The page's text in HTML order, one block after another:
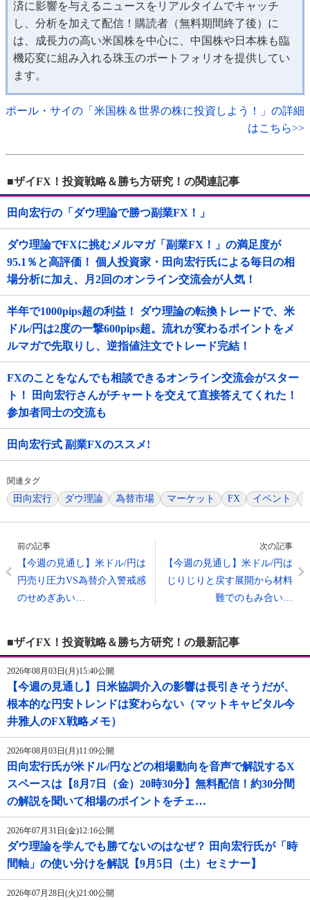
済に影響を与えるニュースをリアルタイムでキャッチ
し、分析を加えて配信！購読者（無料期間終了後）に
は、成長力の高い米国株を中心に、中国株や日本株も臨
機応変に組み入れる珠玉のポートフォリオを提供してい
ます。
ポール・サイの「米国株＆世界の株に投資しよう！」の詳細
はこちら>>
■ザイFX！投資戦略＆勝ち方研究！の関連記事
田向宏行の「ダウ理論で勝つ副業FX！」
ダウ理論でFXに挑むメルマガ「副業FX！」の満足度が
95.1％と高評価！ 個人投資家・田向宏行氏による毎日の相
場分析に加え、月2回のオンライン交流会が人気！
半年で1000pips超の利益！ ダウ理論の転換トレードで、米
ドル/円は2度の一撃600pips超。流れが変わるポイントをメ
ルマガで先取りし、逆指値注文でトレード完結！
FXのことをなんでも相談できるオンライン交流会がスター
ト！ 田向宏行さんがチャートを交えて直接答えてくれた！
参加者同士の交流も
田向宏行式 副業FXのススメ!
関連タグ
田向宏行 ダウ理論 為替市場 マーケット FX イベント
前の記事
【今週の見通し】米ドル/円は
円売り圧力VS為替介入警戒感
のせめぎあい…
次の記事
【今週の見通し】米ドル/円は
じりじりと戻す展開から材料
難でのもみ合い…
■ザイFX！投資戦略＆勝ち方研究！の最新記事
2026年08月03日(月)15:40公開
【今週の見通し】日米協調介入の影響は長引きそうだが、
根本的な円安トレンドは変わらない（マットキャピタル今
井雅人のFX戦略メモ）
2026年08月03日(月)11:09公開
田向宏行氏が米ドル/円などの相場動向を音声で解説するX
スペースは【8月7日（金）20時30分】無料配信！約30分間
の解説を聞いて相場のポイントをチェ…
2026年07月31日(金)12:16公開
ダウ理論を学んでも勝てないのはなぜ？ 田向宏行氏が「時
間軸」の使い分けを解説【9月5日（土）セミナー】
2026年07月28日(火)21:00公開